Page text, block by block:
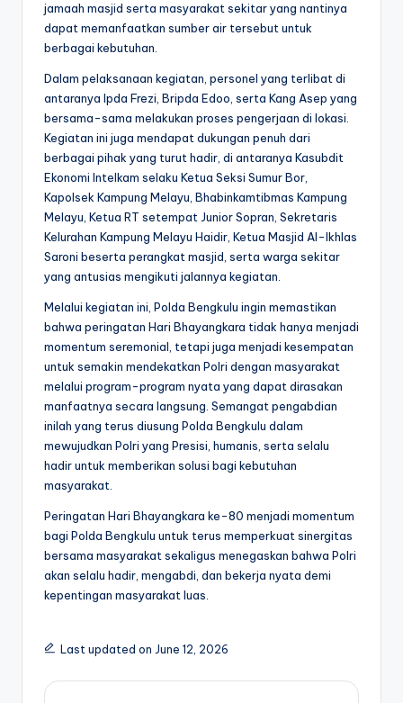
jamaah masjid serta masyarakat sekitar yang nantinya
dapat memanfaatkan sumber air tersebut untuk
berbagai kebutuhan.
Dalam pelaksanaan kegiatan, personel yang terlibat di
antaranya Ipda Frezi, Bripda Edoo, serta Kang Asep yang
bersama-sama melakukan proses pengerjaan di lokasi.
Kegiatan ini juga mendapat dukungan penuh dari
berbagai pihak yang turut hadir, di antaranya Kasubdit
Ekonomi Intelkam selaku Ketua Seksi Sumur Bor,
Kapolsek Kampung Melayu, Bhabinkamtibmas Kampung
Melayu, Ketua RT setempat Junior Sopran, Sekretaris
Kelurahan Kampung Melayu Haidir, Ketua Masjid Al-Ikhlas
Saroni beserta perangkat masjid, serta warga sekitar
yang antusias mengikuti jalannya kegiatan.
Melalui kegiatan ini, Polda Bengkulu ingin memastikan
bahwa peringatan Hari Bhayangkara tidak hanya menjadi
momentum seremonial, tetapi juga menjadi kesempatan
untuk semakin mendekatkan Polri dengan masyarakat
melalui program-program nyata yang dapat dirasakan
manfaatnya secara langsung. Semangat pengabdian
inilah yang terus diusung Polda Bengkulu dalam
mewujudkan Polri yang Presisi, humanis, serta selalu
hadir untuk memberikan solusi bagi kebutuhan
masyarakat.
Peringatan Hari Bhayangkara ke-80 menjadi momentum
bagi Polda Bengkulu untuk terus memperkuat sinergitas
bersama masyarakat sekaligus menegaskan bahwa Polri
akan selalu hadir, mengabdi, dan bekerja nyata demi
kepentingan masyarakat luas.
Last updated on June 12, 2026